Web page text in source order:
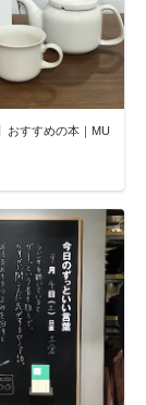
おすすめの本｜MU